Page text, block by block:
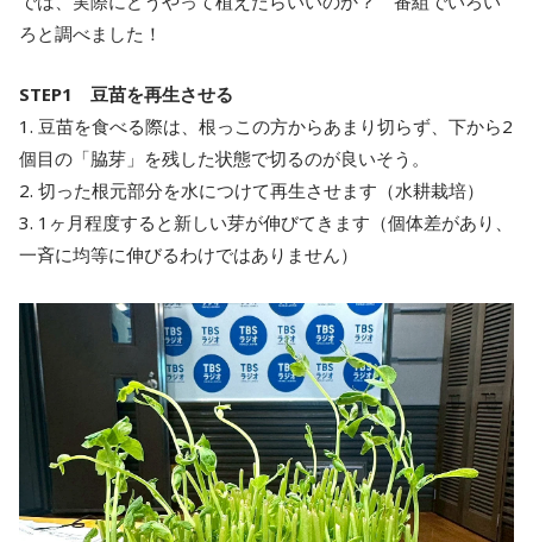
ろと調べました！
STEP1 豆苗を再生させる
1. 豆苗を食べる際は、根っこの方からあまり切らず、下から2
個目の「脇芽」を残した状態で切るのが良いそう。
2. 切った根元部分を水につけて再生させます（水耕栽培）
3. 1ヶ月程度すると新しい芽が伸びてきます（個体差があり、
一斉に均等に伸びるわけではありません）